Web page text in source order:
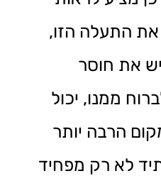
התעלה הזו,
את חוסר
ממנו, יכול
הרבה יותר
לא רק מפחיד